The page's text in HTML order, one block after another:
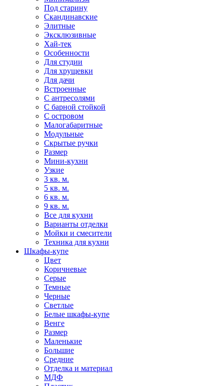
Под старину
Скандинавские
Элитные
Эксклюзивные
Хай-тек
Особенности
Для студии
Для хрущевки
Для дачи
Встроенные
С антресолями
С барной стойкой
С островом
Малогабаритные
Модульные
Скрытые ручки
Размер
Мини-кухни
Узкие
3 кв. м.
5 кв. м.
6 кв. м.
9 кв. м.
Все для кухни
Варианты отделки
Мойки и смесители
Техника для кухни
Шкафы-купе
Цвет
Коричневые
Серые
Темные
Черные
Светлые
Белые шкафы-купе
Венге
Размер
Маленькие
Большие
Средние
Отделка и материал
МДФ